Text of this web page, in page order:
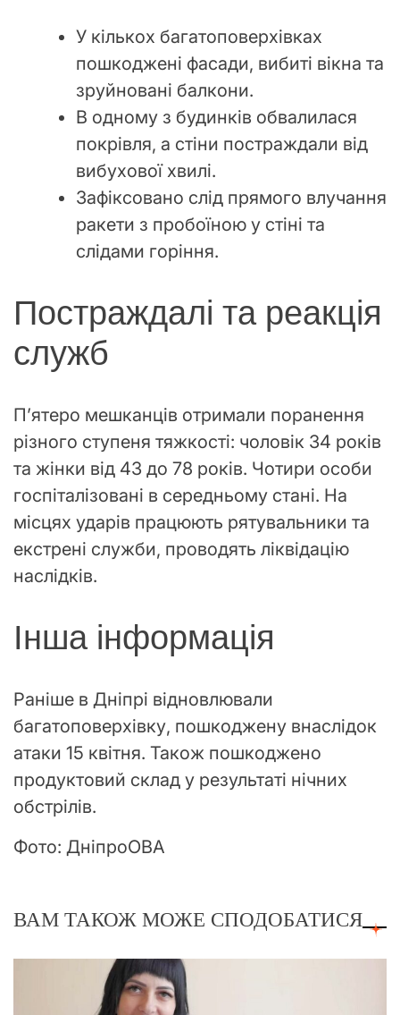
У кількох багатоповерхівках
пошкоджені фасади, вибиті вікна та
зруйновані балкони.
В одному з будинків обвалилася
покрівля, а стіни постраждали від
вибухової хвилі.
Зафіксовано слід прямого влучання
ракети з пробоїною у стіні та
слідами горіння.
Постраждалі та реакція
служб
П’ятеро мешканців отримали поранення
різного ступеня тяжкості: чоловік 34 років
та жінки від 43 до 78 років. Чотири особи
госпіталізовані в середньому стані. На
місцях ударів працюють рятувальники та
екстрені служби, проводять ліквідацію
наслідків.
Інша інформація
Раніше в Дніпрі відновлювали
багатоповерхівку, пошкоджену внаслідок
атаки 15 квітня. Також пошкоджено
продуктовий склад у результаті нічних
обстрілів.
Фото: ДніпроОВА
ВАМ ТАКОЖ МОЖЕ СПОДОБАТИСЯ